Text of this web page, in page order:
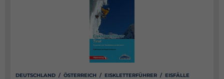
DEUTSCHLAND / ÖSTERREICH / EISKLETTERFÜHRER / EISFÄLLE